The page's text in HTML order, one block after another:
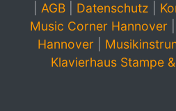
AGB Datenschutz
Music Corner Hannover
Hannover
Klavierhaus Stampe